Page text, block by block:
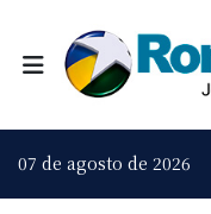
07 de agosto de 2026